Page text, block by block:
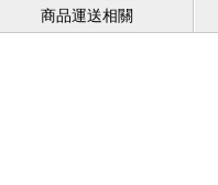
商品運送相關